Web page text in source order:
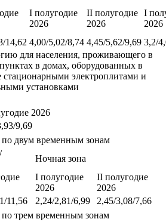
I полугодие
2026
II полугодие
2026
I
2026
14,62 4,00/5,02/8,74 4,45/5,62/9,69 3,2/
для населения, проживающего в
в домах, оборудованных в
стационарными электроплитами и
установками
2026
9,69
двум временным зонам
Ночная зона
I полугодие
2026
II полугодие
2026
11,56 2,24/2,81/6,99
2,45/3,08/7,66
трем временным зонам